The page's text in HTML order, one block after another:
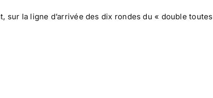
sur la ligne d’arrivée des dix rondes du « double